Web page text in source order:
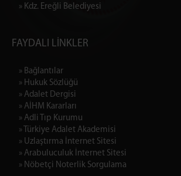
» Kdz. Ereğli Belediyesi
FAYDALI LİNKLER
» Bağlantılar
» Hukuk Sözlüğü
» Adalet Dergisi
» AİHM Kararları
» Adli Tıp Kurumu
» Türkiye Adalet Akademisi
» Uzlaştırma İnternet Sitesi
» Arabuluculuk İnternet Sitesi
» Nöbetçi Noterlik Sorgulama